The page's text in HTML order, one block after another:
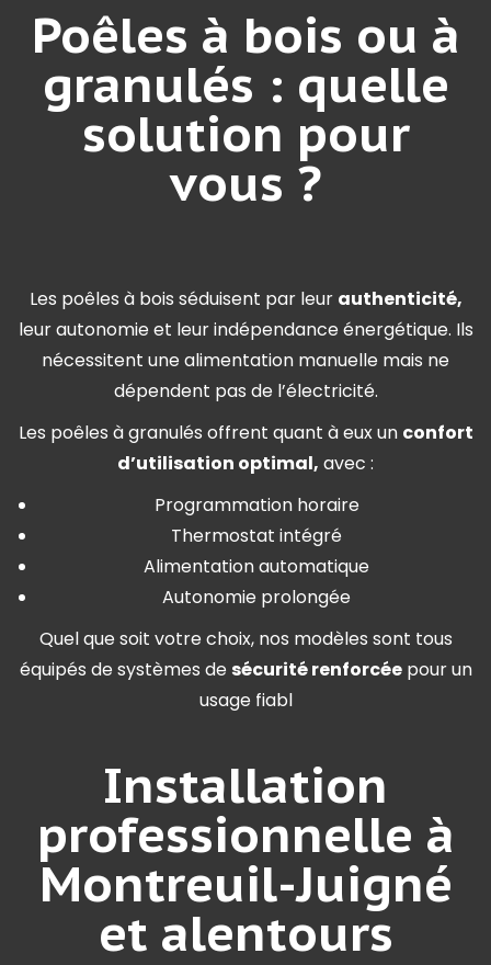
Poêles à bois ou à
granulés : quelle
solution pour
vous ?
Les poêles à bois séduisent par leur authenticité,
leur autonomie et leur indépendance énergétique. Ils
nécessitent une alimentation manuelle mais ne
dépendent pas de l’électricité.
Les poêles à granulés offrent quant à eux un confort
d’utilisation optimal, avec :
Programmation horaire
Thermostat intégré
Alimentation automatique
Autonomie prolongée
Quel que soit votre choix, nos modèles sont tous
équipés de systèmes de sécurité renforcéepour un
usage fiabl
Installation
professionnelle à
Montreuil-Juigné
et alentours